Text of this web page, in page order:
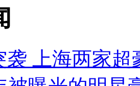
袭 上海两家